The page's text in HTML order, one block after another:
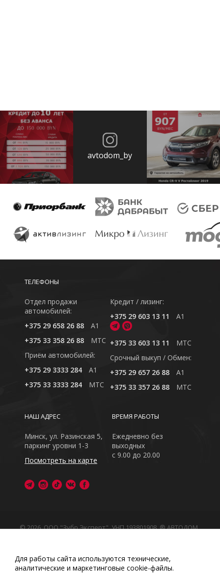
avtodom_by
ТЕЛЕФОНЫ
Отдел продажи
автомобилей:
+375 29 658 26 88
A1
+375 33 358 26 88
MTC
Приём автомобилей:
+375 29 3333 284
A1
+375 33 3333 284
MTC
Кредит / лизинг:
+375 29 603 13 11
A1
+375 33 603 13 11
MTC
Cрочный выкуп / Обмен:
+375 29 657 26 88
A1
+375 33 357 26 88
MTC
ВРЕМЯ РАБОТЫ
Ежедневно без
выходных
с 9.00 до 20.00
НАШ АДРЕС
Минск, ул. Разинская 5,
паркинг уровни 1-3
Посмотреть на карте
© 2026, ООО "Зубр Эксперт", УНП 193801908. ® АВТОДОМ
Обращаем Ваше внимание на то, что данный интернет-
сайт носит исключительно информационный характер
Любое использование либо копирование материалов
Для работы сайта используются технические,
аналитические и маркетинговые сооkіе-файлы.